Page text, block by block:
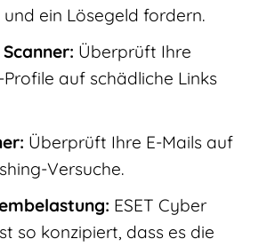
und ein Lösegeld fordern.
Überprüft Ihre
auf schädliche Links
Überprüft Ihre E-Mails auf
Versuche.
ESET Cyber
so konzipiert, dass es die